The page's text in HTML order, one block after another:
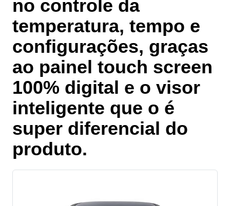
no controle da
temperatura, tempo e
configurações, graças
ao painel touch screen
100% digital e o visor
inteligente que o é
super diferencial do
produto.